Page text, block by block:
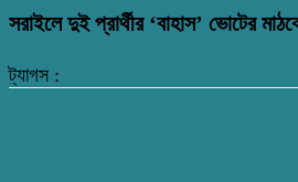
সরাইলে দুই প্রার্থীর ‘বাহাস’ ভোটের
ট্যাগস :